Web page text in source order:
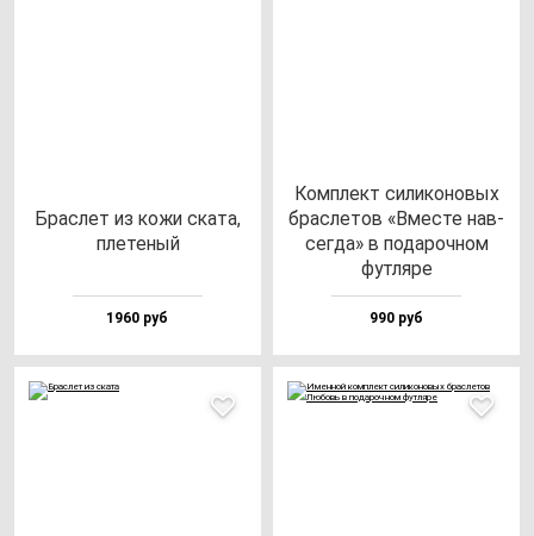
Брас­лет из ко­жи ска­та,
пле­те­ный
1960 руб
Ком­плект си­ли­ко­но­вых
брас­ле­тов «Вмес­те нав­
сег­да» в по­да­роч­ном
фут­ля­ре
990 руб